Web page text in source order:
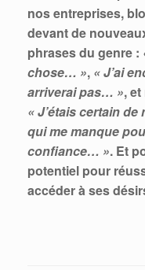
nos entreprises,
devant de
phrases du genre :
chose… », « J’ai
arriverai pas… »,et
« J’étais certain
qui me manque
confiance… ». Et
potentiel pour
accéder à ses